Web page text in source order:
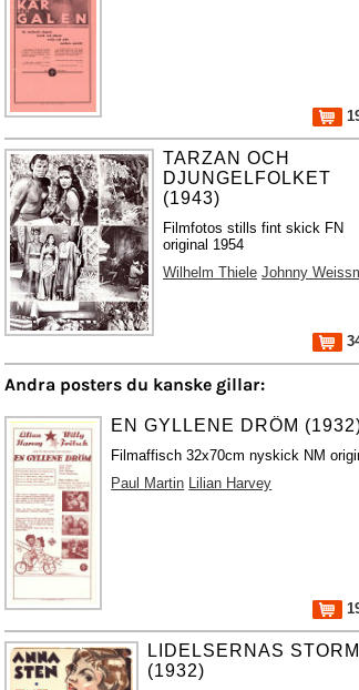
TARZAN OCH
DJUNGELFOLKET
(1943)
Filmfotos stills fint skick FN
original 1954
Wilhelm Thiele Johnny
Andra posters du kanske gillar:
EN GYLLENE DRÖM
Filmaffisch 32x70cm nyskick NM
Paul Martin Lilian Harvey
LIDELSERNAS
(1932)